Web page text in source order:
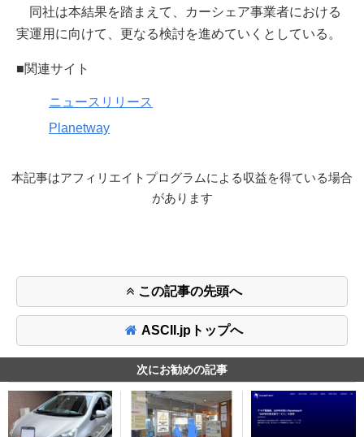
同社は本結果を踏まえて、カーシェア事業者における
実運用に向けて、更なる検討を進めていくとしている。
■関連サイト
ニュースリリース
Planetway
本記事はアフィリエイトプログラムによる収益を得ている場合
があります
この記事の先頭へ
ASCII.jpトップへ
次にお勧めの記事